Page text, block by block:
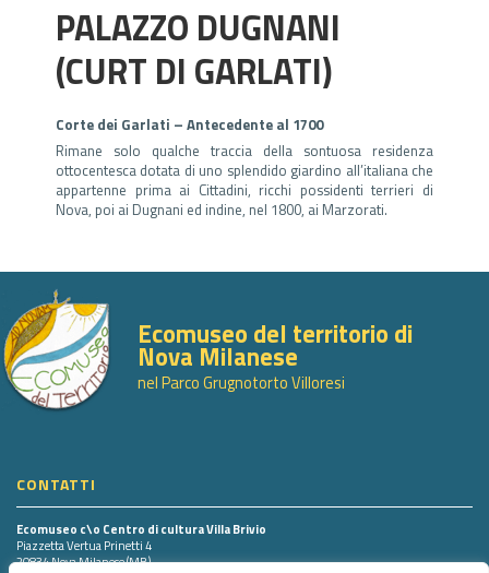
PALAZZO DUGNANI
(CURT DI GARLATI)
Corte dei Garlati – Antecedente al 1700
Rimane solo qualche traccia della sontuosa residenza
ottocentesca dotata di uno splendido giardino all’italiana che
appartenne prima ai Cittadini, ricchi possidenti terrieri di
Nova, poi ai Dugnani ed indine, nel 1800, ai Marzorati.
Ecomuseo del territorio di
Nova Milanese
nel Parco Grugnotorto Villoresi
CONTATTI
Ecomuseo c\o Centro di cultura Villa Brivio
Piazzetta Vertua Prinetti 4
20834 Nova Milanese (MB)